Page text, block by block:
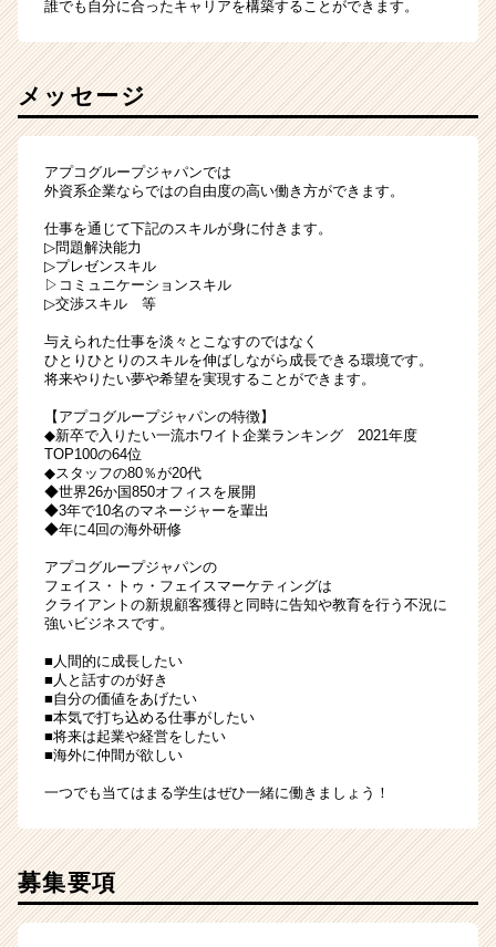
誰でも自分に合ったキャリアを構築することができます。
メッセージ
アプコグループジャパンでは
外資系企業ならではの自由度の高い働き方ができます。
仕事を通じて下記のスキルが身に付きます。
▷問題解決能力
▷プレゼンスキル
▷コミュニケーションスキル
▷交渉スキル 等
与えられた仕事を淡々とこなすのではなく
ひとりひとりのスキルを伸ばしながら成長できる環境です。
将来やりたい夢や希望を実現することができます。
【アプコグループジャパンの特徴】
◆新卒で入りたい一流ホワイト企業ランキング 2021年度
TOP100の64位
◆スタッフの80％が20代
◆世界26か国850オフィスを展開
◆3年で10名のマネージャーを輩出
◆年に4回の海外研修
アプコグループジャパンの
フェイス・トゥ・フェイスマーケティングは
クライアントの新規顧客獲得と同時に告知や教育を行う不況に
強いビジネスです。
■人間的に成長したい
■人と話すのが好き
■自分の価値をあげたい
■本気で打ち込める仕事がしたい
■将来は起業や経営をしたい
■海外に仲間が欲しい
一つでも当てはまる学生はぜひ一緒に働きましょう！
募集要項